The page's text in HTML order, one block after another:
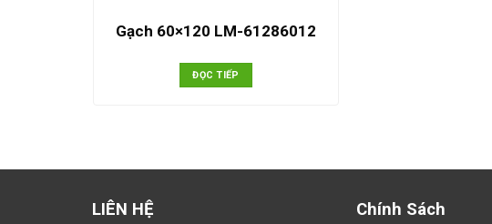
Gạch 60×120 LM-61286012
ĐỌC TIẾP
LIÊN HỆ Chính Sách